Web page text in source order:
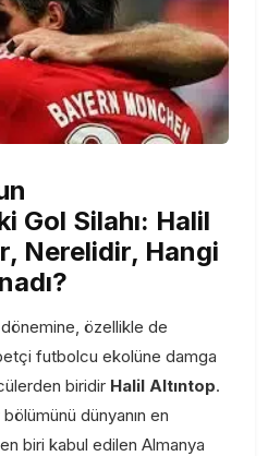
Gol Silahı: Halil
Nerelidir, Hangi
özellikle de
futbolcu ekolüne damga
biridir Halil Altıntop.
dünyanın en
biri kabul edilen Almanya